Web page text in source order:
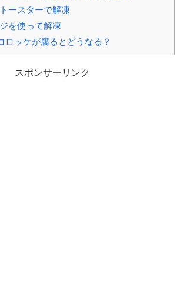
ースターで解凍
を使って解凍
ロッケが腐るとどうなる？
スポンサーリンク